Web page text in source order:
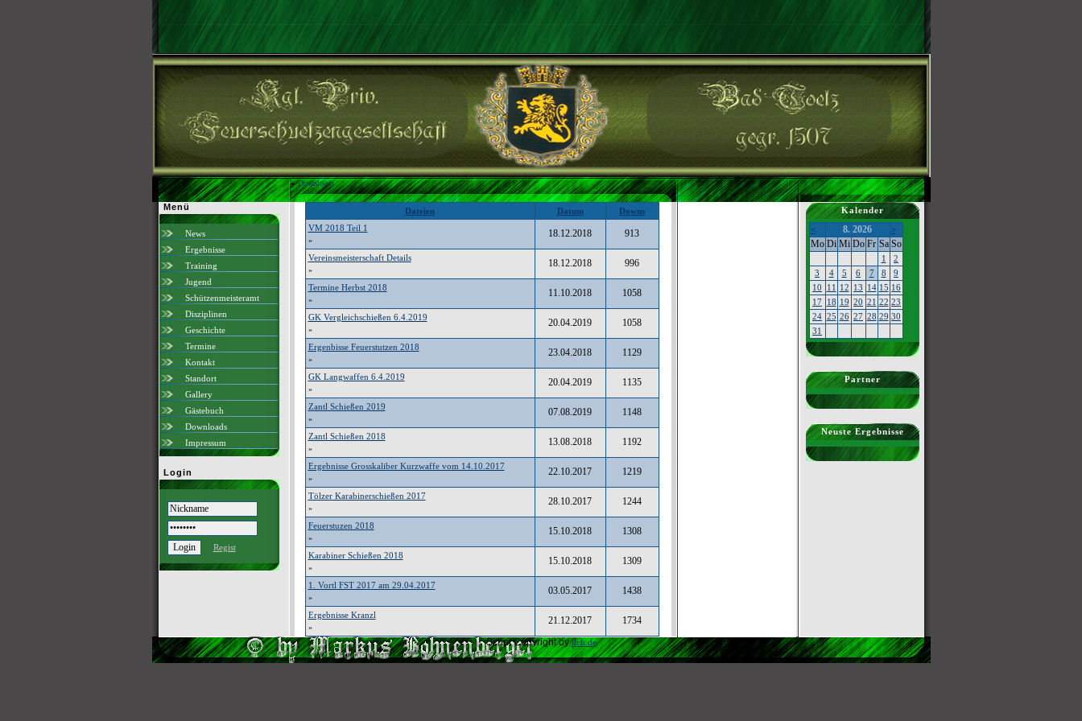
»Downloads
Menü
News
Ergebnisse
Training
Jugend
Schützenmeisteramt
Disziplinen
Geschichte
Termine
Kontakt
Standort
Gallery
Gästebuch
Downloads
Impressum
Login
Regist
Dateien Datum
Downs
VM 2018 Teil 1
»
18.12.2018 913
Vereinsmeisterschaft Details
»
18.12.2018 996
Termine Herbst 2018
»
11.10.2018 1058
GK Vergleichschießen 6.4.2019
»
20.04.2019 1058
Ergenbisse Feuerstutzen 2018
»
23.04.2018 1129
GK Langwaffen 6.4.2019
»
20.04.2019 1135
Zantl Schießen 2019
»
07.08.2019 1148
Zantl Schießen 2018
»
13.08.2018 1192
Ergebnisse Grosskaliber Kurzwaffe vom 14.10.2017
»
22.10.2017 1219
Tölzer Karabinerschießen 2017
»
28.10.2017 1244
Feuerstuzen 2018
»
15.10.2018 1308
Karabiner Schießen 2018
»
15.10.2018 1309
1. Vortl FST 2017 am 29.04.2017
»
03.05.2017 1438
Ergebnisse Kranzl
»
21.12.2017 1734
Kalender
<
8. 2026 >
Mo Di Mi Do Fr Sa So
1
2
3
4 5 6 7 8
9
10
11 12 13 14 15 16
17 18 19 20 21 22 23
24 25 26 27 28 29 30
31
Partner
Neuste Ergebnisse
Script Copyright byilch.de